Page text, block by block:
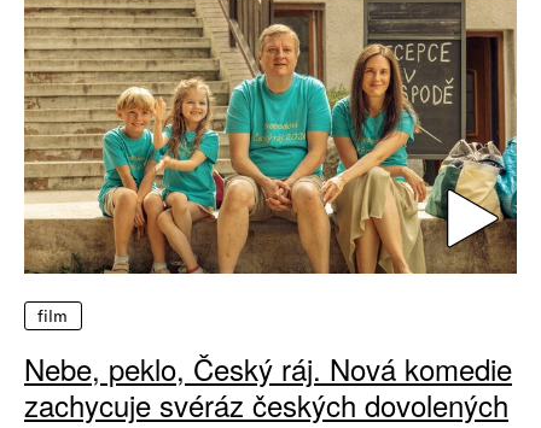
film
Nebe, peklo, Český ráj. Nová komedie
zachycuje svéráz českých dovolených